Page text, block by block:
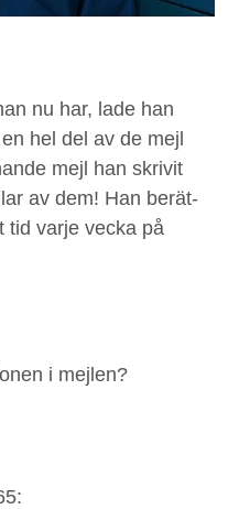
nu har, lade han
hel del av de mejl
mejl han skriv­it
av dem! Han berät­
tid var­je vec­ka på
i mejlen?
: